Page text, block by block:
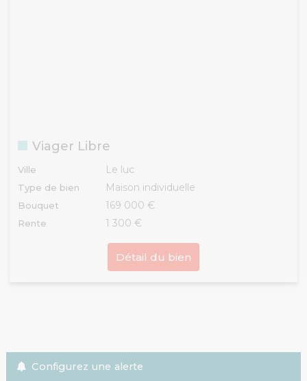
Viager Libre
Ville Le luc
Type de bien Maison individuelle
Bouquet 169 000 €
Rente 1 300 €
Détail du bien
Configurez une alerte